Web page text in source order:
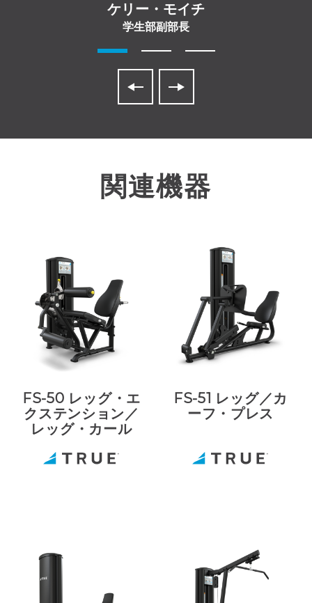
ケリー・モイチ
学生部副部長
関連機器
FS-50 レッグ・エ
クステンション／
レッグ・カール
FS-51 レッグ／カ
ーフ・プレス